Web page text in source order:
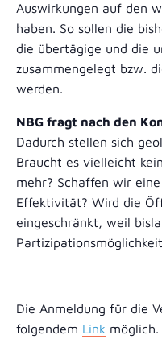
Auswirkungen auf den
haben. So sollen die
die übertägige und die
zusammengelegt bzw.
werden.
NBG fragt nach den
Dadurch stellen sich
Braucht es vielleicht
mehr? Schaffen wir
Effektivität? Wird die
eingeschränkt, weil
Die Anmeldung für die
folgendem Link möglich.